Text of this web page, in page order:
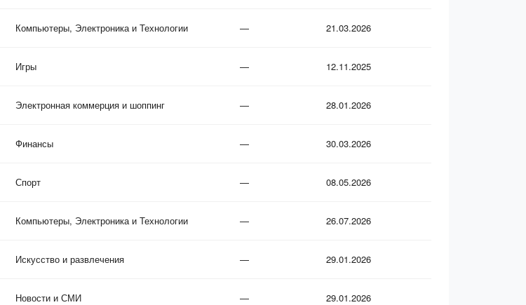
Компьютеры, Электроника и Технологии — 21.03.2026
Игры — 12.11.2025
Электронная коммерция и шоппинг — 28.01.2026
Финансы — 30.03.2026
Спорт — 08.05.2026
Компьютеры, Электроника и Технологии — 26.07.2026
Искусство и развлечения — 29.01.2026
Новости и СМИ — 29.01.2026